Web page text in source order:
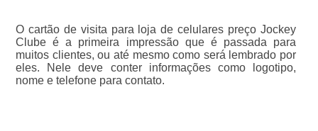
O cartão de visita para loja de celulares preço Jockey
Clube é a primeira impressão que é passada para
muitos clientes, ou até mesmo como será lembrado por
eles. Nele deve conter informações como logotipo,
nome e telefone para contato.